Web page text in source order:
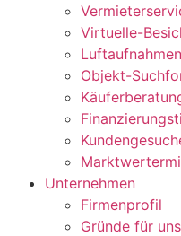
Virtuelle-
Luftaufnahmen
Objekt-
Unternehmen
Firmenprofil
Gründe für uns